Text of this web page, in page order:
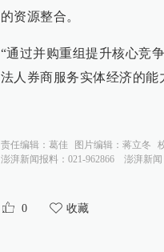
的资源整合。
“通过并购重组提升核心竞
法人券商服务实体经济的能
责任编辑： 葛佳 图片编辑： 蒋立冬
澎湃新闻报料：021-962866
澎湃新
0 收藏